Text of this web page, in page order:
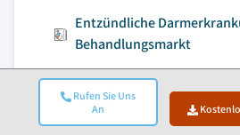
Rufen Sie Uns
An
Entzündliche
Behandlungsmarkt
Systemischer Lupus
Behandlungsmarkt
Herpes-Simplex-Virus-